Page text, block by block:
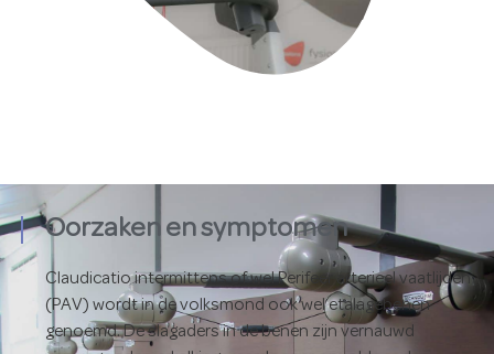
Oorzaken en symptomen
Claudicatio intermittens of wel Perifeer arterieel vaatlijden
(PAV) wordt in de volksmond ook wel etalagebenen
genoemd. De slagaders in de benen zijn vernauwd